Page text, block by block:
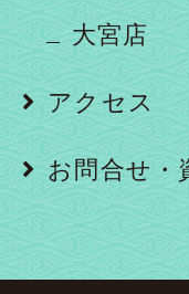
大宮店
アクセス
お問合せ・